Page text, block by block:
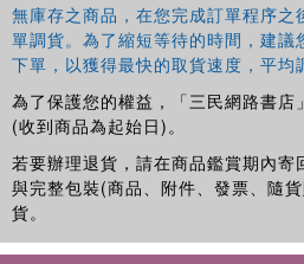
無庫存之商品，在您完成訂單程序之
單調貨。為了縮短等待的時間，建議
下單，以獲得最快的取貨速度，平均
為了保護您的權益，「三民網路書店」
(收到商品為起始日)。
若要辦理退貨，請在商品鑑賞期內寄
與完整包裝(商品、附件、發票、隨
貨。